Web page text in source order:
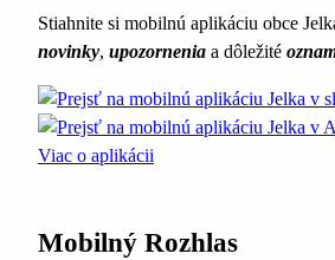
Stiahnite si mobilnú aplikáciu obce
novinky, upozornenia a dôležité
Viac o aplikácii
Mobilný Rozhlas